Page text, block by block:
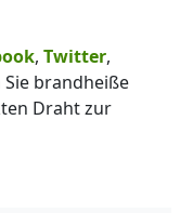
, Twitter,
brandheiße
Draht zur